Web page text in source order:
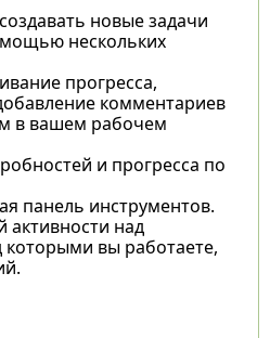
новые задачи
нескольких
прогресса,
комментариев
в вашем рабочем
и прогресса по
панель инструментов.
активности над
которыми вы работаете,